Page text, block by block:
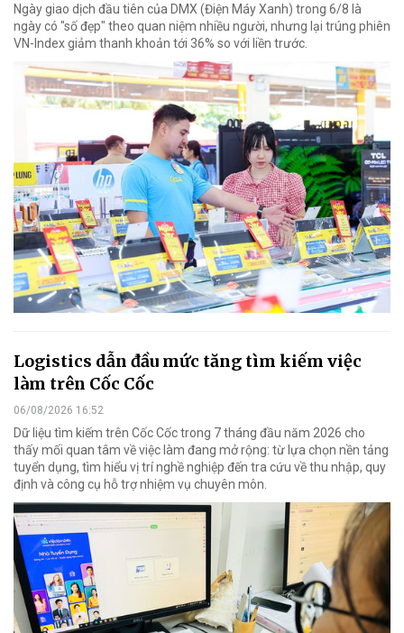
Ngày giao dịch đầu tiên của DMX (Điện Máy Xanh) trong 6/8 là
ngày có "số đẹp" theo quan niệm nhiều người, nhưng lại trúng phiên
VN-Index giảm thanh khoản tới 36% so với liền trước.
Logistics dẫn đầu mức tăng tìm kiếm việc
làm trên Cốc Cốc
06/08/2026 16:52
Dữ liệu tìm kiếm trên Cốc Cốc trong 7 tháng đầu năm 2026 cho
thấy mối quan tâm về việc làm đang mở rộng: từ lựa chọn nền tảng
tuyển dụng, tìm hiểu vị trí nghề nghiệp đến tra cứu về thu nhập, quy
định và công cụ hỗ trợ nhiệm vụ chuyên môn.